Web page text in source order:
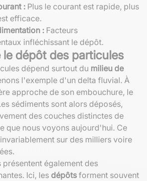
: Plus le courant est rapide, plus
efficace.
: Facteurs
infléchissant le dépôt.
dépôt des particules
dépend surtout du milieu de
l'exemple d'un delta fluvial. À
approche de son embouchure, le
sédiments sont alors déposés,
des couches distinctes de
que nous voyons aujourd'hui. Ce
sur des milliers voire
présentent également des
Ici, les dépôts forment souvent